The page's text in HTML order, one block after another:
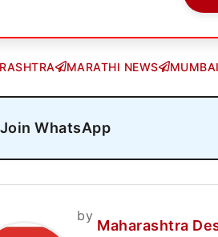
MARATHI NEWS MUMBAI
Join WhatsApp
by
Maharashtra